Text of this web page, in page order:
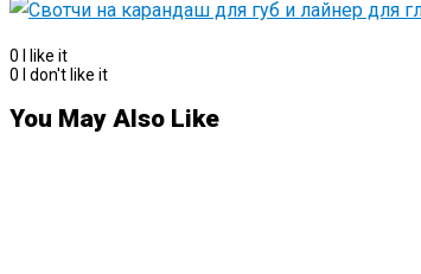
0
I like it
0
I don't like it
You May Also Like